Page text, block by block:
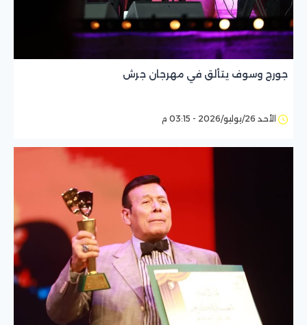
جورج وسوف يتألق في مهرجان جرش
الأحد 26/يوليو/2026 - 03:15 م